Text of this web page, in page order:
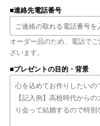
■連絡先電話番号
オーダー品のため、電話で
ざいます。
■プレゼントの目的・背景